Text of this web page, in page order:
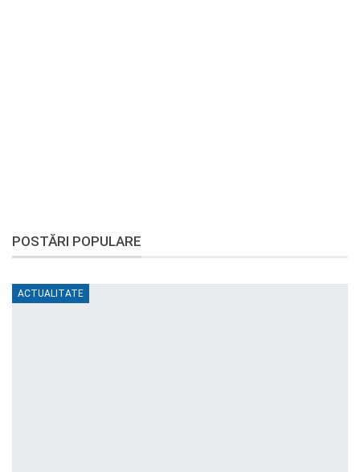
POSTĂRI POPULARE
ACTUALITATE